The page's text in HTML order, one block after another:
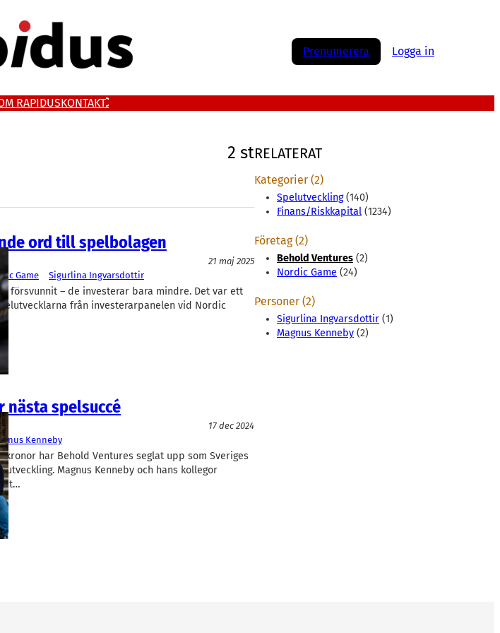
Prenumerera Logga in
RAPIDUSKONTAKT
2 st
ord till spelbolagen
21 maj 2025
Game Sigurlina Ingvarsdottir
försvunnit – de investerar bara mindre. Det var ett
från investerarpanelen vid Nordic
nästa spelsuccé
17 dec 2024
Kenneby
kronor har Behold Ventures seglat upp som Sveriges
Magnus Kenneby och hans kollegor
RELATERAT
Kategorier (2)
Spelutveckling(140)
Finans/Riskkapital (1234)
Företag (2)
Behold Ventures (2)
Nordic Game (24)
Personer (2)
Sigurlina Ingvarsdottir (1)
Magnus Kenneby (2)